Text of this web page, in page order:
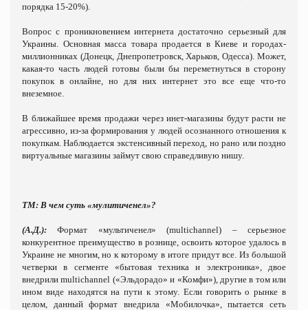
порядка 15-20%).
Вопрос с проникновением интернета достаточно серьезный для
Украины. Основная масса товара продается в Киеве и городах-
миллионниках (Донецк, Днепропетровск, Харьков, Одесса). Может,
какая-то часть людей готовы были бы переметнуться в сторону
покупок в онлайне, но для них интернет это все еще что-то
внеземное.
В ближайшее время продажи через инет-магазины будут расти не
агрессивно, из-за формирования у людей осознанного отношения к
покупкам. Наблюдается экстенсивный переход, но рано или поздно
виртуальные магазины займут свою справедливую нишу.
ТМ: В чем суть «мулитиченел»?
(А.Д.): Формат «мультиченел» (multichannel) – серьезное
конкурентное преимущество в рознице, освоить которое удалось в
Украине не многим, но к которому в итоге придут все. Из большой
четверки в сегменте «бытовая техника и электроника», двое
внедрили multichannel («Эльдорадо» и «Комфи»), другие в том или
ином виде находятся на пути к этому. Если говорить о рынке в
целом, данный формат внедрила «Мобилочка», пытается сеть